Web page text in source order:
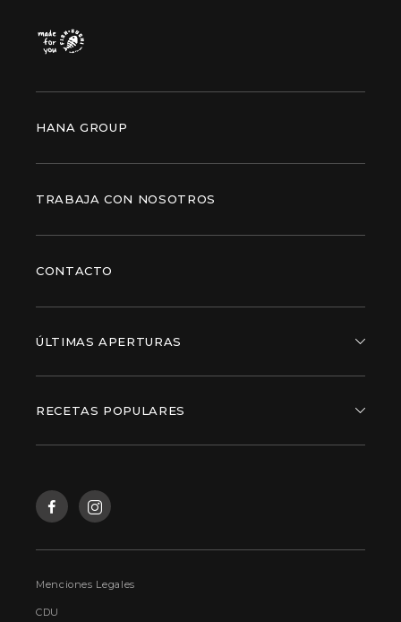
HANA GROUP
TRABAJA CON NOSOTROS
CONTACTO
ÚLTIMAS APERTURAS
RECETAS POPULARES
Menciones Legales
CDU